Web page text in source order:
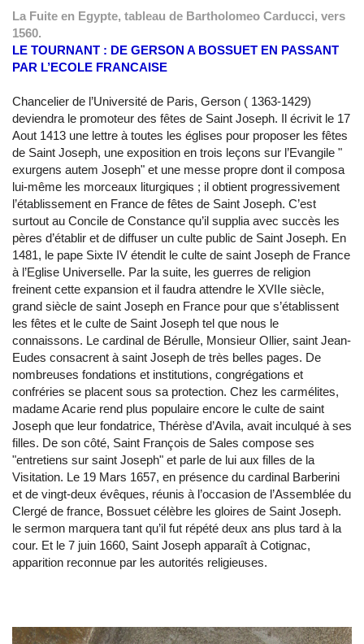
La Fuite en Egypte, tableau de Bartholomeo Carducci, vers
1560.
LE TOURNANT : DE GERSON A BOSSUET EN PASSANT
PAR L’ECOLE FRANCAISE
Chancelier de l’Université de Paris, Gerson ( 1363-1429)
deviendra le promoteur des fêtes de Saint Joseph. Il écrivit le 17
Aout 1413 une lettre à toutes les églises pour proposer les fêtes
de Saint Joseph, une exposition en trois leçons sur l’Evangile "
exurgens autem Joseph" et une messe propre dont il composa
lui-même les morceaux liturgiques ; il obtient progressivement
l’établissement en France de fêtes de Saint Joseph. C’est
surtout au Concile de Constance qu’il supplia avec succès les
pères d’établir et de diffuser un culte public de Saint Joseph. En
1481, le pape Sixte IV étendit le culte de saint Joseph de France
à l’Eglise Universelle. Par la suite, les guerres de religion
freinent cette expansion et il faudra attendre le XVIIe siècle,
grand siècle de saint Joseph en France pour que s’établissent
les fêtes et le culte de Saint Joseph tel que nous le
connaissons. Le cardinal de Bérulle, Monsieur Ollier, saint Jean-
Eudes consacrent à saint Joseph de très belles pages. De
nombreuses fondations et institutions, congrégations et
confréries se placent sous sa protection. Chez les carmélites,
madame Acarie rend plus populaire encore le culte de saint
Joseph que leur fondatrice, Thérèse d’Avila, avait inculqué à ses
filles. De son côté, Saint François de Sales compose ses
"entretiens sur saint Joseph" et parle de lui aux filles de la
Visitation. Le 19 Mars 1657, en présence du cardinal Barberini
et de vingt-deux évêques, réunis à l’occasion de l’Assemblée du
Clergé de france, Bossuet célèbre les gloires de Saint Joseph.
le sermon marquera tant qu’il fut répété deux ans plus tard à la
cour. Et le 7 juin 1660, Saint Joseph apparaît à Cotignac,
apparition reconnue par les autorités religieuses.